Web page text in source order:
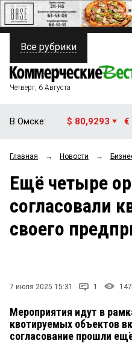
ПОЛИТИКА
ФИНАНСЫ
ОБЩЕСТВО
ЗАКОН
Все рубрики
Четверг, 6 Августа
В Омске: $ 80,9293 €
Главная → Новости →
Ещё четыре
согласовали
своего
7 июля 2025 15:31 1
Мероприятия идут в
квотируемых объектов
согласование прошли